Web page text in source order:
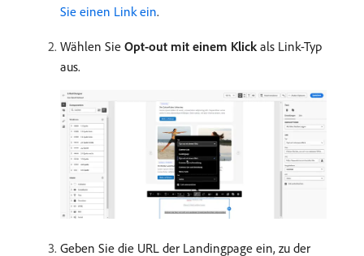
Sie einen Link ein.
Wählen Sie Opt-out mit einem Klick als Link-Typ
aus.
Geben Sie die URL der Landingpage ein, zu der